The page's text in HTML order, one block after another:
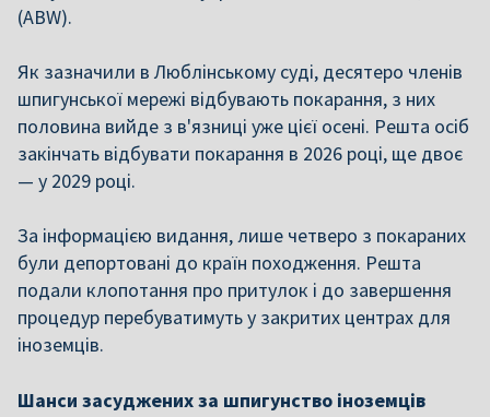
(ABW).
Як зазначили в Люблінському суді, десятеро членів
шпигунської мережі відбувають покарання, з них
половина вийде з в'язниці уже цієї осені. Решта осіб
закінчать відбувати покарання в 2026 році, ще двоє
— у 2029 році.
За інформацією видання, лише четверо з покараних
були депортовані до країн походження. Решта
подали клопотання про притулок і до завершення
процедур перебуватимуть у закритих центрах для
іноземців.
Шанси засуджених за шпигунство іноземців